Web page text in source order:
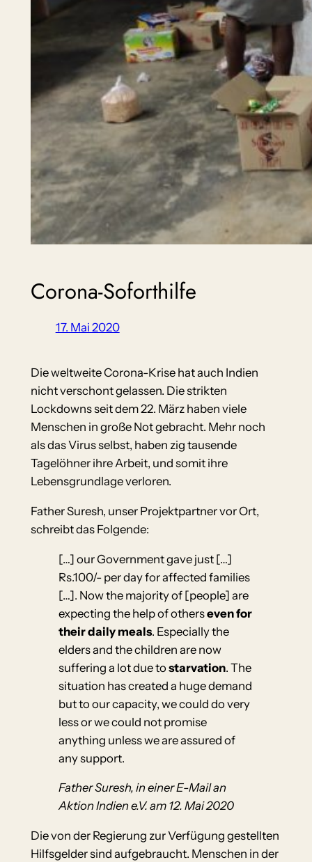
Corona-Soforthilfe
17. Mai 2020
Die weltweite Corona-Krise hat auch Indien
nicht verschont gelassen. Die strikten
Lockdowns seit dem 22. März haben viele
Menschen in große Not gebracht. Mehr noch
als das Virus selbst, haben zig tausende
Tagelöhner ihre Arbeit, und somit ihre
Lebensgrundlage verloren.
Father Suresh, unser Projektpartner vor Ort,
schreibt das Folgende:
[…] our Government gave just […]
Rs.100/- per day for affected families
[…]. Now the majority of [people] are
expecting the help of otherseven for
their daily meals. Especially the
elders and the children are now
suffering a lot due to starvation. The
situation has created a huge demand
but to our capacity, we could do very
less or we could not promise
anything unless we are assured of
any support.
Father Suresh, in einer E-Mail an
Aktion Indien e.V. am 12. Mai 2020
Die von der Regierung zur Verfügung gestellten
Hilfsgelder sind aufgebraucht. Menschen in der